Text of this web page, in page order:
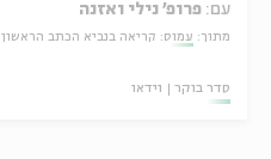
עם: פרופ' נילי ואזנה
מתוך: עמוס: קריאה בנביא הכתב הראשון
סדר בוקר וידאו